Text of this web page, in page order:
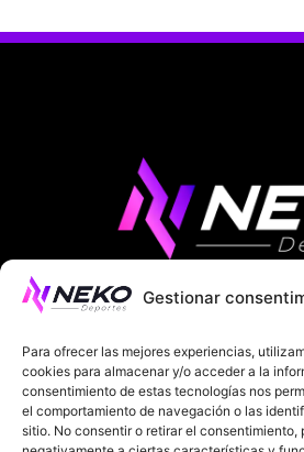
Gestionar
Para ofrecer las mejores experiencias,
cookies para almacenar y/o acceder a la
consentimiento de estas tecnologías nos
el comportamiento de navegación o las
sitio. No consentir o retirar el consentimiento,
ÚLTIMAS NOTICIAS
LA LIGA MUNDIAL 2026
SOBRE NOSOTROS